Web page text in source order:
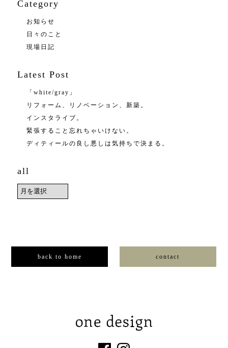
Category
お知らせ
日々のこと
現場日記
Latest Post
「white/gray」
リフォーム、リノベーション、新築。
インスタライブ。
緊張すること忘れちゃいけない。
ディティールの良し悪しは気持ちで決まる。
all
back to home contact